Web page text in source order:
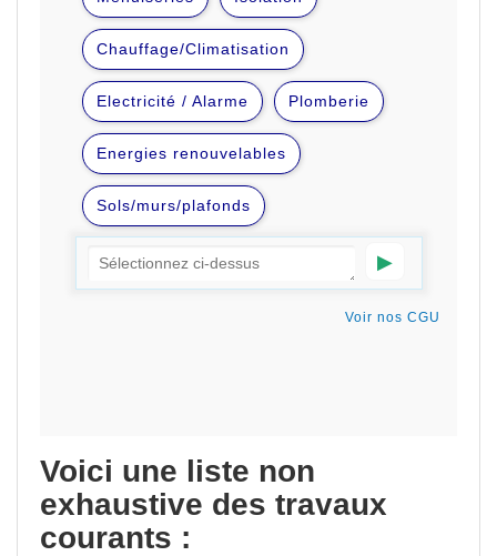
Voici une liste non
exhaustive des travaux
courants :